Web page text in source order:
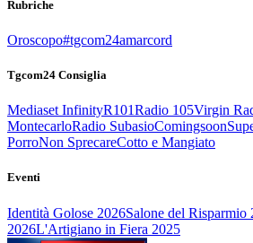
Rubriche
Oroscopo#tgcom24amarcord
Tgcom24 Consiglia
Mediaset InfinityR101Radio 105Virgin
MontecarloRadio SubasioComingsoon
PorroNon SprecareCotto e Mangiato
Eventi
Identità Golose 2026Salone del Risparmio
2026L'Artigiano in Fiera 2025